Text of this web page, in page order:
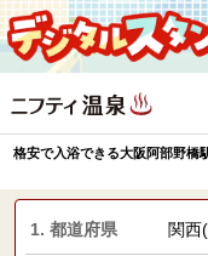
格安で入浴できる大阪阿部野橋
1. 都道府県 関西